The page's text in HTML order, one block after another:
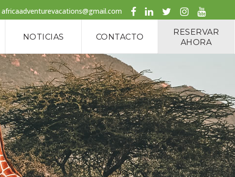
africaadventurevacations@gmail.com
NOTICIAS CONTACTO
RESERVAR
AHORA